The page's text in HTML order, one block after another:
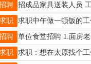
聘 招成品家具送装人员
职
聘
职